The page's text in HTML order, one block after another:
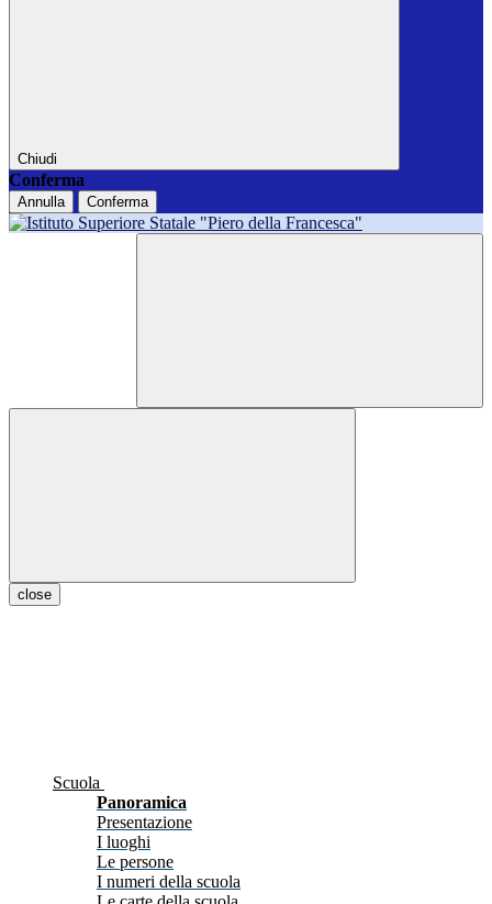
Chiudi
Conferma
Annulla Conferma
close
Scuola
Panoramica
Presentazione
I luoghi
Le persone
I numeri della scuola